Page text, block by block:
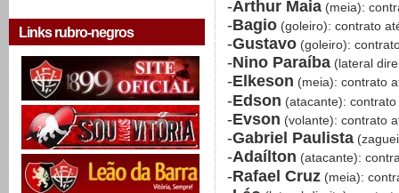
Links rubro-negros
-Arthur Maia (meia):
-Bagio (goleiro): contrato
-Gustavo (goleiro):
-Nino Paraíba (lateral
-Elkeson (meia): contrato
-Edson (atacante):
-Evson (volante): contrato
-Gabriel Paulista
-Adaílton (atacante):
-Rafael Cruz (meia):